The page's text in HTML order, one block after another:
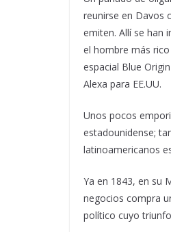
reunirse en Davos
emiten. Allí se han
el hombre más
espacial Blue
Alexa para EE.UU.
Unos pocos
estadounidense;
latinoamericanos
Ya en 1843, en su
negocios compra
político cuyo